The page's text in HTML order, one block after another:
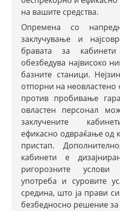
на вашите средства.
Опремена со
заклучување и
бравата за кабинети
обезбедува највисоко
базните станици.
отпорни на неовластено
против пробивање
овластен персонал
заклучените
ефикасно одвраќање од
пристап.
кабинети е
ригорозните услови
употреба и суровите
средина, што ја прави
безбедносно решение